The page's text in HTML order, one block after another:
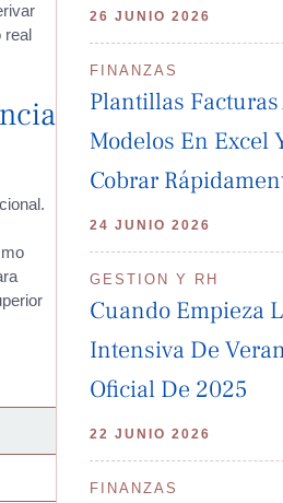
real
26 JUNIO 2026
FINANZAS
Plantillas
Modelos En Excel
Cobrar
24 JUNIO 2026
GESTION Y RH
Cuando Empieza
Intensiva De
Oficial De 2025
22 JUNIO 2026
FINANZAS